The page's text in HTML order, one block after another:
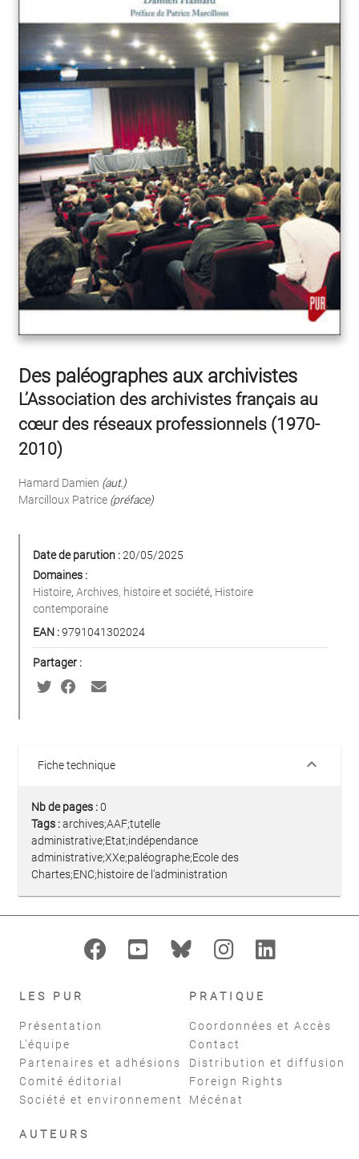
Des paléographes aux archivistes
L’Association des archivistes français au
cœur des réseaux professionnels (1970-
2010)
Hamard Damien (aut.)
Marcilloux Patrice (préface)
Date de parution :20/05/2025
Domaines :
Histoire, Archives, histoire et société, Histoire
contemporaine
EAN :9791041302024
Partager :
Fiche technique keyboard_arrow_down
Nb de pages :0
Tags :archives;AAF;tutelle
administrative;Etat;indépendance
administrative;XXe;paléographe;Ecole des
Chartes;ENC;histoire de l'administration
LES PUR
Présentation
L'équipe
Partenaires et adhésions
Comité éditorial
Société et environnement
PRATIQUE
Coordonnées et Accès
Contact
Distribution et diffusion
Foreign Rights
Mécénat
AUTEURS